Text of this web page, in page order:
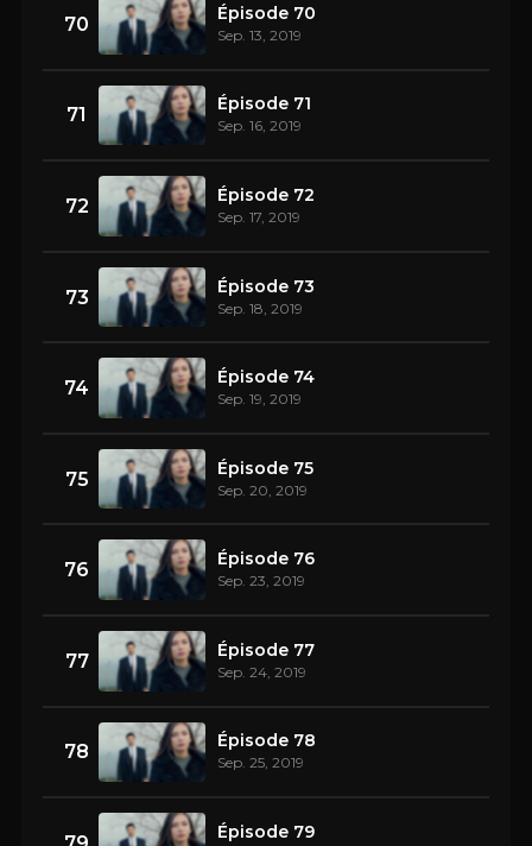
70 Épisode 70
Sep. 13, 2019
71 Épisode 71
Sep. 16, 2019
72 Épisode 72
Sep. 17, 2019
73 Épisode 73
Sep. 18, 2019
74 Épisode 74
Sep. 19, 2019
75 Épisode 75
Sep. 20, 2019
76 Épisode 76
Sep. 23, 2019
77 Épisode 77
Sep. 24, 2019
78 Épisode 78
Sep. 25, 2019
Épisode 79